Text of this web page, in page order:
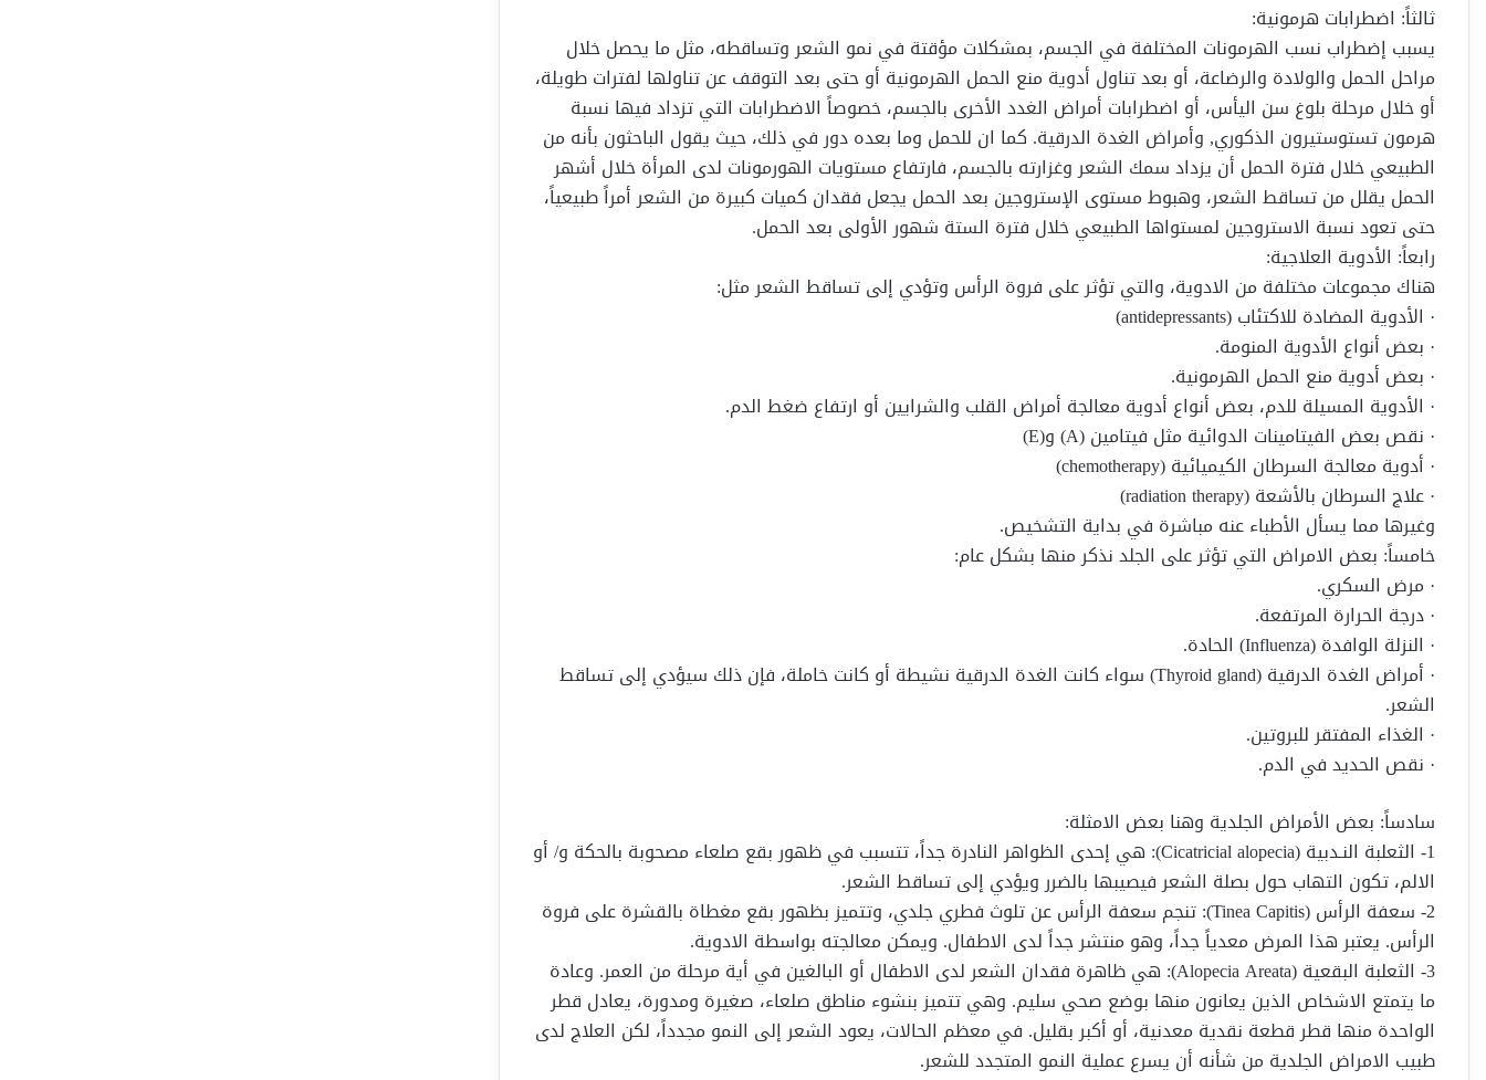
ثالثاً: اضطرابات هرمونية:
يسبب إضطراب نسب الهرمونات المختلفة في الجسم، بمشكلات مؤقتة في نمو الشعر وتساقطه، مثل ما يحصل خلال
مراحل الحمل والولادة والرضاعة، أو بعد تناول أدوية منع الحمل الهرمونية أو حتى بعد التوقف عن تناولها لفترات طويلة،
أو خلال مرحلة بلوغ سن اليأس، أو اضطرابات أمراض الغدد الأخرى بالجسم، خصوصاً الاضطرابات التي تزداد فيها نسبة
هرمون تستوستيرون الذكوري, وأمراض الغدة الدرقية. كما ان للحمل وما بعده دور في ذلك، حيث يقول الباحثون بأنه من
الطبيعي خلال فترة الحمل أن يزداد سمك الشعر وغزارته بالجسم، فارتفاع مستويات الهورمونات لدى المرأة خلال أشهر
الحمل يقلل من تساقط الشعر، وهبوط مستوى الإستروجين بعد الحمل يجعل فقدان كميات كبيرة من الشعر أمراً طبيعياً،
حتى تعود نسبة الاستروجين لمستواها الطبيعي خلال فترة الستة شهور الأولى بعد الحمل.
رابعاً: الأدوية العلاجية:
هناك مجموعات مختلفة من الادوية، والتي تؤثر على فروة الرأس وتؤدي إلى تساقط الشعر مثل:
· الأدوية المضادة للاكتئاب (antidepressants)
· بعض أنواع الأدوية المنومة.
· بعض أدوية منع الحمل الهرمونية.
· الأدوية المسيلة للدم، بعض أنواع أدوية معالجة أمراض القلب والشرايين أو ارتفاع ضغط الدم.
· نقص بعض الفيتامينات الدوائية مثل فيتامين (A) و(E)
· أدوية معالجة السرطان الكيميائية (chemotherapy)
· علاج السرطان بالأشعة (radiation therapy)
وغيرها مما يسأل الأطباء عنه مباشرة في بداية التشخيص.
خامساً: بعض الامراض التي تؤثر على الجلد نذكر منها بشكل عام:
· مرض السكري.
· درجة الحرارة المرتفعة.
· النزلة الوافدة (Influenza) الحادة.
· أمراض الغدة الدرقية (Thyroid gland) سواء كانت الغدة الدرقية نشيطة أو كانت خاملة، فإن ذلك سيؤدي إلى تساقط
الشعر.
· الغذاء المفتقر للبروتين.
· نقص الحديد في الدم.
سادساً: بعض الأمراض الجلدية وهنا بعض الامثلة:
1- الثعلبة النـدبية (Cicatricial alopecia): هي إحدى الظواهر النادرة جداً، تتسبب في ظهور بقع صلعاء مصحوبة بالحكة و/ أو
الالم، تكون التهاب حول بصلة الشعر فيصيبها بالضرر ويؤدي إلى تساقط الشعر.
2- سعفة الرأس (Tinea Capitis): تنجم سعفة الرأس عن تلوث فطري جلدي، وتتميز بظهور بقع مغطاة بالقشرة على فروة
الرأس. يعتبر هذا المرض معدياً جداً، وهو منتشر جداً لدى الاطفال. ويمكن معالجته بواسطة الادوية.
3- الثعلبة البقعية (Alopecia Areata): هي ظاهرة فقدان الشعر لدى الاطفال أو البالغين في أية مرحلة من العمر. وعادة
ما يتمتع الاشخاص الذين يعانون منها بوضع صحي سليم. وهي تتميز بنشوء مناطق صلعاء، صغيرة ومدورة، يعادل قطر
الواحدة منها قطر قطعة نقدية معدنية، أو أكبر بقليل. في معظم الحالات، يعود الشعر إلى النمو مجدداً، لكن العلاج لدى
طبيب الامراض الجلدية من شأنه أن يسرع عملية النمو المتجدد للشعر.